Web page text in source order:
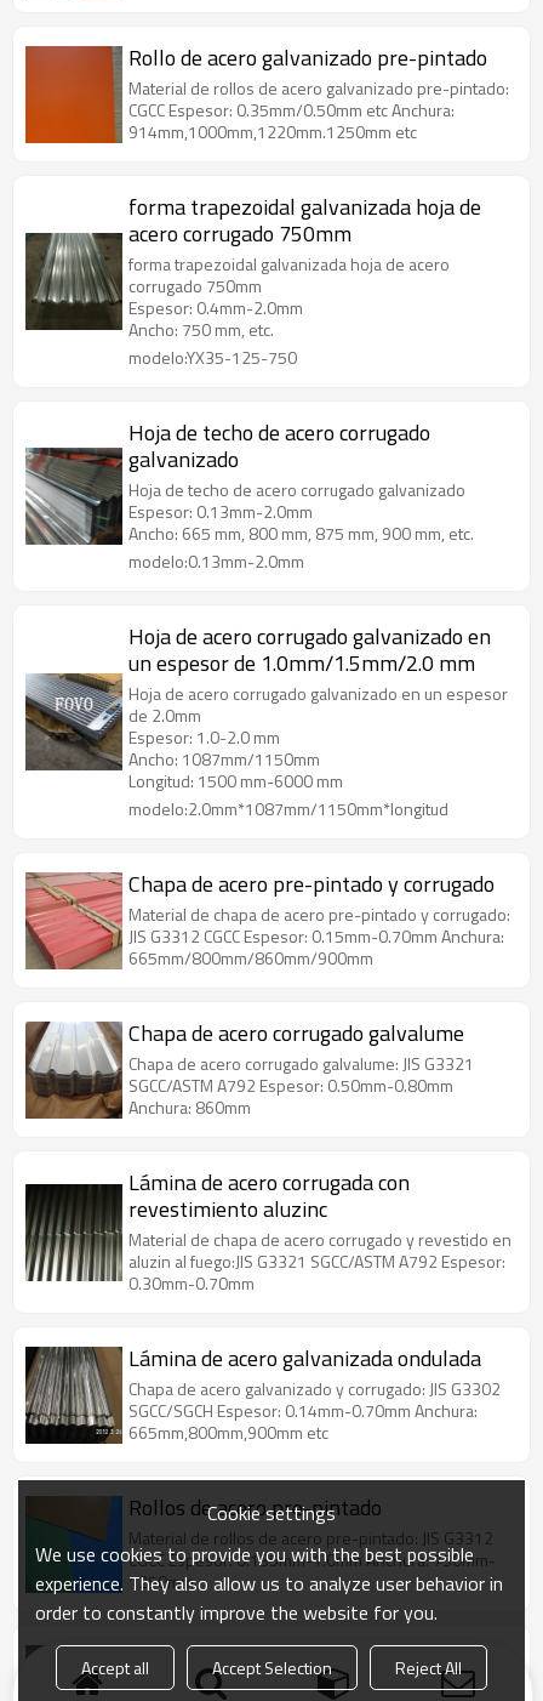
Rollo de acero galvanizado pre-pintado
Material de rollos de acero galvanizado pre-pintado:
CGCC Espesor: 0.35mm/0.50mm etc Anchura:
914mm,1000mm,1220mm.1250mm etc
forma trapezoidal galvanizada hoja de
acero corrugado 750mm
forma trapezoidal galvanizada hoja de acero
corrugado 750mm
Espesor: 0.4mm-2.0mm
Ancho: 750 mm, etc.
modelo:YX35-125-750
Hoja de techo de acero corrugado
galvanizado
Hoja de techo de acero corrugado galvanizado
Espesor: 0.13mm-2.0mm
Ancho: 665 mm, 800 mm, 875 mm, 900 mm, etc.
modelo:0.13mm-2.0mm
Hoja de acero corrugado galvanizado en
un espesor de 1.0mm/1.5mm/2.0 mm
Hoja de acero corrugado galvanizado en un espesor
de 2.0mm
Espesor: 1.0-2.0 mm
Ancho: 1087mm/1150mm
Longitud: 1500 mm-6000 mm
modelo:2.0mm*1087mm/1150mm*longitud
Chapa de acero pre-pintado y corrugado
Material de chapa de acero pre-pintado y corrugado:
JIS G3312 CGCC Espesor: 0.15mm-0.70mm Anchura:
665mm/800mm/860mm/900mm
Chapa de acero corrugado galvalume
Chapa de acero corrugado galvalume: JIS G3321
SGCC/ASTM A792 Espesor: 0.50mm-0.80mm
Anchura: 860mm
Lámina de acero corrugada con
revestimiento aluzinc
Material de chapa de acero corrugado y revestido en
aluzin al fuego:JIS G3321 SGCC/ASTM A792 Espesor:
0.30mm-0.70mm
Lámina de acero galvanizada ondulada
Chapa de acero galvanizado y corrugado: JIS G3302
SGCC/SGCH Espesor: 0.14mm-0.70mm Anchura:
665mm,800mm,900mm etc
Rollos de acero pre-pintado
Material de rollos de acero pre-pintado: JIS G3312
CGCC Espesor: 0.135mm-1.0mm Anchura: 750mm-
1250mm
Chapa de acero galvanizada
Chapa de acero galvanizado por inmersión en
Cookie settings
We use cookies to provide you with the best possible
experience. They also allow us to analyze user behavior in
order to constantly improve the website for you.
Accept all Accept Selection Reject All